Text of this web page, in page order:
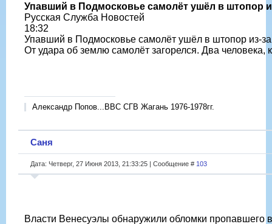
Упавший в Подмосковье самолёт ушёл в штопор
Русская Служба Новостей
18:32
Упавший в Подмосковье самолёт ушёл в штопор из-
От удара об землю самолёт загорелся. Два
Александр Попов...ВВС СГВ Жагань 1976-1978гг.
Саня
Дата: Четверг, 27 Июня 2013, 21:33:25 | Сообщение # 103
Власти Венесуэлы обнаружили обломки пропавшего